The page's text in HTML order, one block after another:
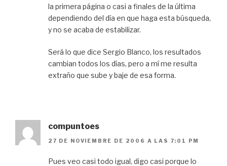
la primera página o casi a finales de la última
dependiendo del día en que haga esta búsqueda,
y no se acaba de estabilizar.
Será lo que dice Sergio Blanco, los resultados
cambian todos los días, pero a mí me resulta
extraño que sube y baje de esa forma.
compuntoes
27 DE NOVIEMBRE DE 2006 A LAS 7:01 PM
Pues veo casi todo igual, digo casi porque lo